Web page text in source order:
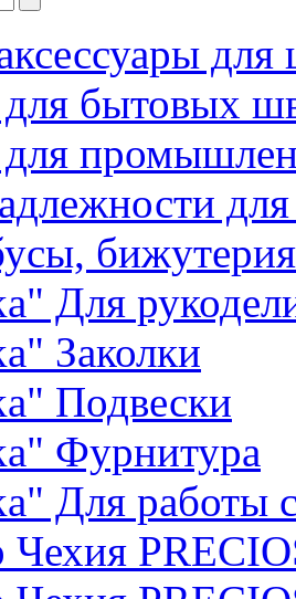
бытовых
бижутерия
Для
Заколки
Подвески
Фурнитура
Для работы
Чехия